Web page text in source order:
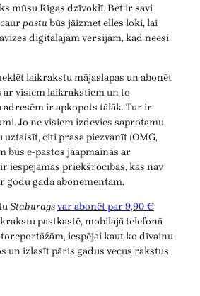
mūsu Rīgas dzīvoklī. Bet ir savi
pastubūs jāizmet elles loki, lai
digitālajām versijām, kad neesi
laikrakstu mājaslapas un abonēt
ar visiem laikrakstiem un to
adresēm ir apkopots tālāk. Tur ir
Jo ne visiem izdevies saprotamu
citi prasa piezvanīt (OMG,
būs e-pastos jāapmainās ar
iespējamas priekšrocības, kas nav
godu gada abonementam.
Staburagsvar abonēt par 9,90 €
pastkastē, mobilajā telefonā
iespējai kaut ko dīvainu
un izlasīt pāris gadus vecus rakstus.